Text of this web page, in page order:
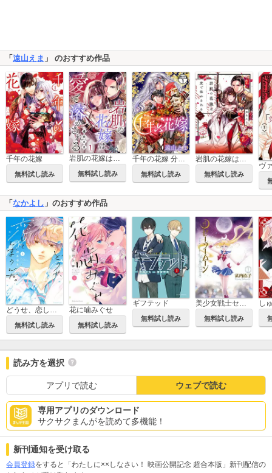
「 遠山えま 」 のおすすめ作品
千年の花嫁
無料試し読み
岩肌の花嫁は愛で溶かされる
無料試し読み
千年の花嫁 分冊版
無料試し読み
岩肌の花嫁は愛で溶かされる【単行本版】
無料試し読み
「 なかよし 」のおすすめ作品
どうせ、恋してしまうんだ。
無料試し読み
花に噛みぐせ
無料試し読み
ギフテッド
無料試し読み
美少女戦士セーラームーン 完全版
無料試し読み
読み方を選択
アプリで読む ウェブで読む
専用アプリのダウンロード
サクサクまんがを読めて多機能！
新刊通知を受け取る
会員登録をすると「わたしに××しなさい！ 映画公開記念 超合本版」新刊配信の